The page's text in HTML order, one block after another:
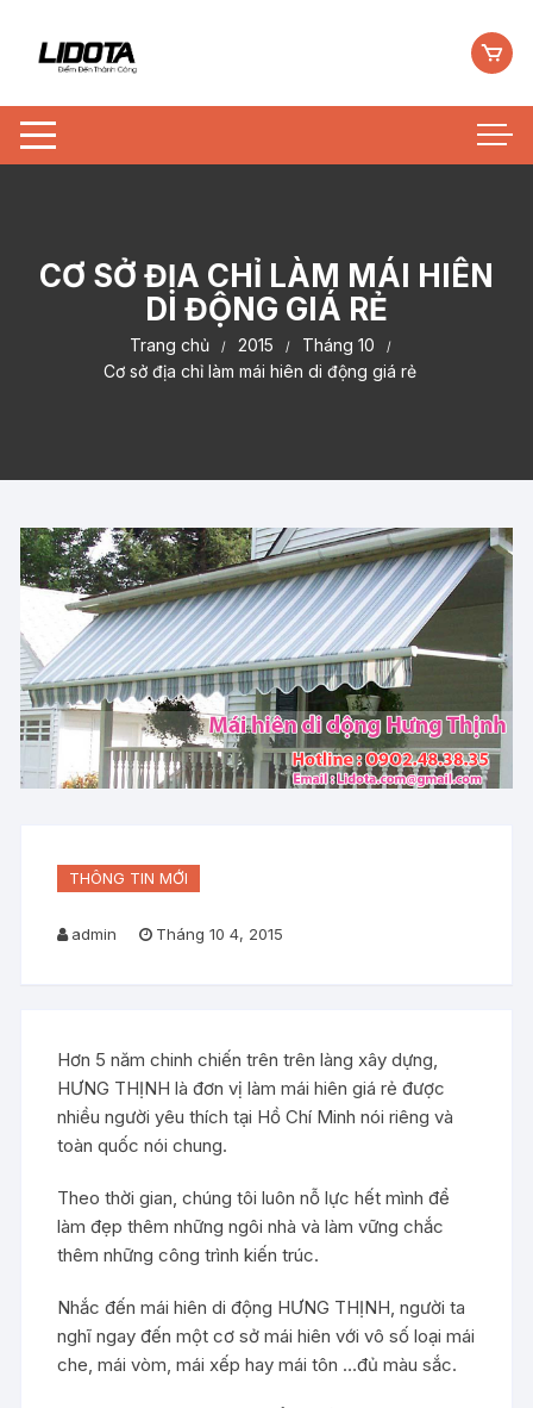
CƠ SỞ ĐỊA CHỈ LÀM MÁI HIÊN
DI ĐỘNG GIÁ RẺ
Trang chủ 2015
Tháng 10
Cơ sở địa chỉ làm mái hiên di động giá rẻ
THÔNG TIN MỚI
admin Tháng 10 4, 2015
Hơn 5 năm chinh chiến trên trên làng xây dựng,
HƯNG THỊNH là đơn vị làm mái hiên giá rẻ được
nhiều người yêu thích tại Hồ Chí Minh nói riêng và
toàn quốc nói chung.
Theo thời gian, chúng tôi luôn nỗ lực hết mình để
làm đẹp thêm những ngôi nhà và làm vững chắc
thêm những công trình kiến trúc.
Nhắc đến mái hiên di động HƯNG THỊNH, người ta
nghĩ ngay đến một cơ sở mái hiên với vô số loại mái
che, mái vòm, mái xếp hay mái tôn …đủ màu sắc.